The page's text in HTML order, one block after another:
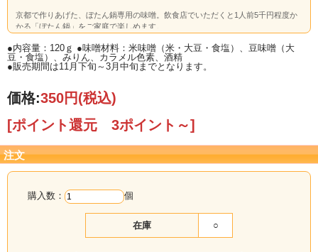
京都で作りあげた、ぼたん鍋専用の味噌。飲食店でいただくと1人前5千円程度か
かる「ぼたん鍋」をご家庭で楽しめます。
●内容量：120ｇ ●味噌材料：米味噌（米・大豆・食塩）、豆味噌（大
豆・食塩）、みりん、カラメル色素、酒精
●販売期間は11月下旬～3月中旬までとなります。
価格:350円(税込)
[ポイント還元 3ポイント～]
注文
購入数： 個
在庫 ○